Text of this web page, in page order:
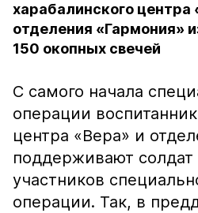
харабалинского центра
отделения «Гармония»
150 окопных свечей
С самого начала
операции
центра «Вера» и
поддерживают
участников
операции.​ Так, в